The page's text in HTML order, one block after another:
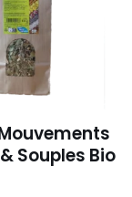
Souples Bio